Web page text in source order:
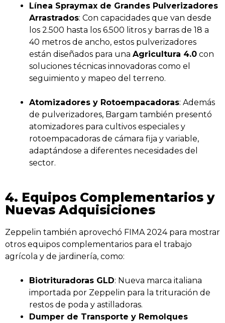
Línea Spraymax de Grandes Pulverizadores
Arrastrados: Con capacidades que van desde
los 2.500 hasta los 6.500 litros y barras de 18 a
40 metros de ancho, estos pulverizadores
están diseñados para una Agricultura 4.0 con
soluciones técnicas innovadoras como el
seguimiento y mapeo del terreno.
Atomizadores y Rotoempacadoras: Además
de pulverizadores, Bargam también presentó
atomizadores para cultivos especiales y
rotoempacadoras de cámara fija y variable,
adaptándose a diferentes necesidades del
sector.
4. Equipos Complementarios y
Nuevas Adquisiciones
Zeppelin también aprovechó FIMA 2024 para mostrar
otros equipos complementarios para el trabajo
agrícola y de jardinería, como:
Biotrituradoras GLD: Nueva marca italiana
importada por Zeppelin para la trituración de
restos de poda y astilladoras.
Dumper de Transporte y Remolques